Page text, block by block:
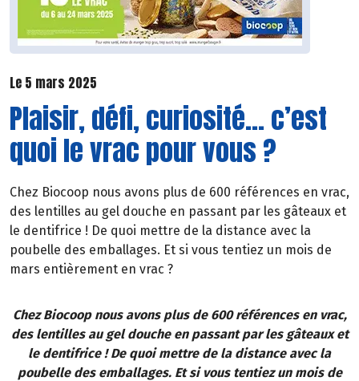
Le 5 mars 2025
Plaisir, défi, curiosité… c’est
quoi le vrac pour vous ?
Chez Biocoop nous avons plus de 600 références en vrac,
des lentilles au gel douche en passant par les gâteaux et
le dentifrice ! De quoi mettre de la distance avec la
poubelle des emballages. Et si vous tentiez un mois de
mars entièrement en vrac ?
Chez Biocoop nous avons plus de 600 références en vrac,
des lentilles au gel douche en passant par les gâteaux et
le dentifrice ! De quoi mettre de la distance avec la
poubelle des emballages. Et si vous tentiez un mois de